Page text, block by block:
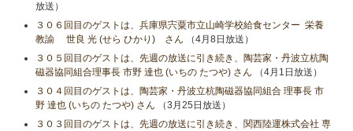
放送）
３０６回目のゲストは、兵庫県宍粟市立山崎学校給食センター 栄養
教諭 世良 光 (せら ひかり) さん （4月8日放送）
３０５回目のゲストは、先週の放送に引き続き、陶芸家・丹波立杭陶
磁器協同組合理事長 市野 達也 (いちの たつや) さん （4月1日放送）
３０４回目のゲストは、陶芸家・丹波立杭陶磁器協同組合 理事長 市
野 達也 (いちの たつや) さん （3月25日放送）
３０３回目のゲストは、先週の放送に引き続き、関西陸運株式会社 専